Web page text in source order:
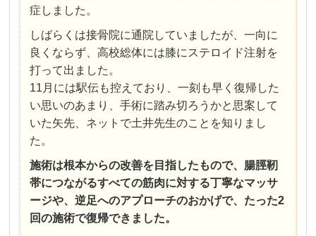
症しました。
しばらくは接骨院に通院していましたが、一向に
良くならず、高校総体には膝にステロイド注射を
打って出ました。
11月には駅伝も控えており、一刻も早く復帰した
い思いのあまり、手術に踏み切ろうかと思案して
いた矢先、ネットで土井先生のことを知りまし
た。
施術は根本からの改善を目指したもので、腸脛靭
帯につながるすべての筋肉に対する丁寧なマッサ
ージや、逆足へのアプローチのおかげで、たった2
回の施術で復帰できました。